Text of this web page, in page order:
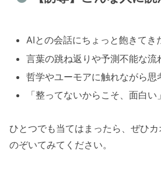
AIとの会話にちょっと飽きてき
言葉の跳ね返りや予測不能な流
哲学やユーモアに触れながら思
「整ってないからこそ、面白い
ひとつでも当てはまったら、ぜひ
のぞいてみてください。